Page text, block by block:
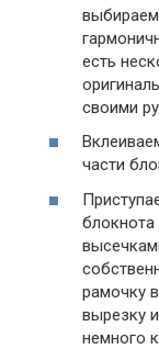
есть
своими
части
рамочку
вырезку
немного